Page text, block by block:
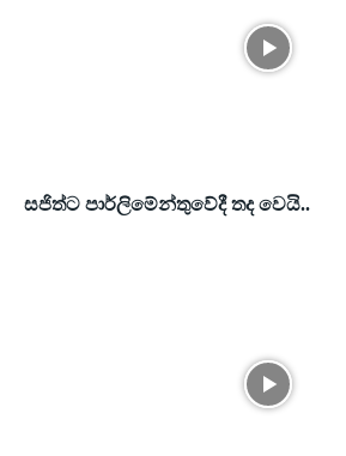
සජිත්ට පාර්ලිමේන්තුවේදී තද වෙයි..